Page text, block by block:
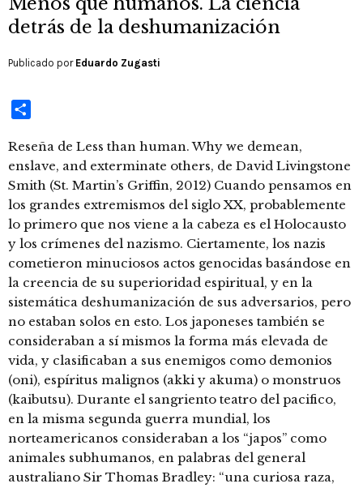
detrás de la deshumanización
Publicado por Eduardo Zugasti
Reseña de Less than human. Why we demean,
enslave, and exterminate others, de David Livingstone
Smith (St. Martin’s Griffin, 2012) Cuando pensamos en
los grandes extremismos del siglo XX, probablemente
lo primero que nos viene a la cabeza es el Holocausto
y los crímenes del nazismo. Ciertamente, los nazis
cometieron minuciosos actos genocidas basándose en
la creencia de su superioridad espiritual, y en la
sistemática deshumanización de sus adversarios, pero
no estaban solos en esto. Los japoneses también se
consideraban a sí mismos la forma más elevada de
vida, y clasificaban a sus enemigos como demonios
(oni), espíritus malignos (akki y akuma) o monstruos
(kaibutsu). Durante el sangriento teatro del pacifico,
en la misma segunda guerra mundial, los
norteamericanos consideraban a los “japos” como
animales subhumanos, en palabras del general
australiano Sir Thomas Bradley: “una curiosa raza,